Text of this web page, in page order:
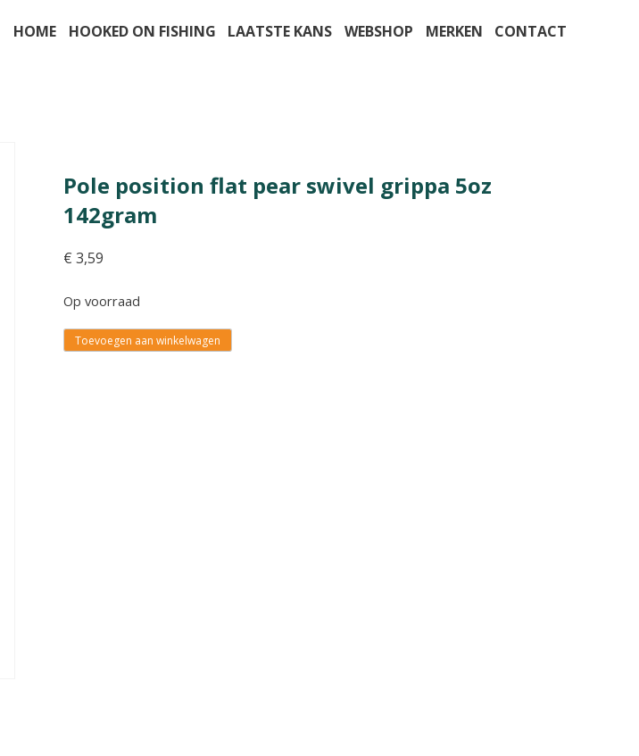
HOME HOOKED ON FISHING LAATSTE KANS WEBSHOP MERKEN CONTACT
Pole position flat pear swivel grippa 5oz
142gram
€ 3,59
Op voorraad
Toevoegen aan winkelwagen